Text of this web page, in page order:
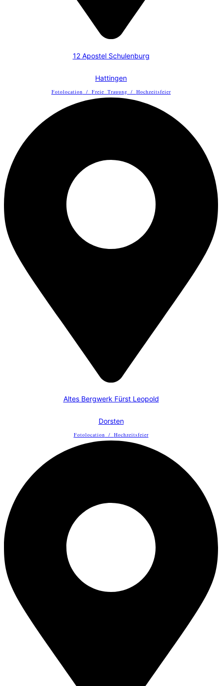
12 Apostel Schulenburg
Hattingen
Fotolocation / Freie Trauung / Hochzeitsfeier
Altes Bergwerk Fürst Leopold
Dorsten
Fotolocation / Hochzeitsfeier